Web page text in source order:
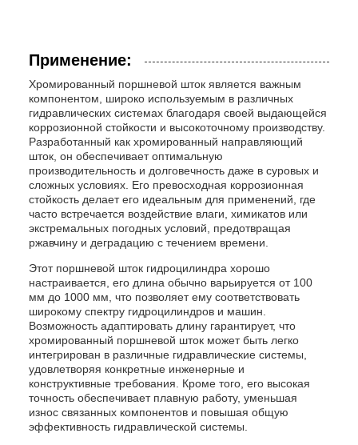
Применение:
Хромированный поршневой шток является важным
компонентом, широко используемым в различных
гидравлических системах благодаря своей выдающейся
коррозионной стойкости и высокоточному производству.
Разработанный как хромированный направляющий
шток, он обеспечивает оптимальную
производительность и долговечность даже в суровых и
сложных условиях. Его превосходная коррозионная
стойкость делает его идеальным для применений, где
часто встречается воздействие влаги, химикатов или
экстремальных погодных условий, предотвращая
ржавчину и деградацию с течением времени.
Этот поршневой шток гидроцилиндра хорошо
настраивается, его длина обычно варьируется от 100
мм до 1000 мм, что позволяет ему соответствовать
широкому спектру гидроцилиндров и машин.
Возможность адаптировать длину гарантирует, что
хромированный поршневой шток может быть легко
интегрирован в различные гидравлические системы,
удовлетворяя конкретные инженерные и
конструктивные требования. Кроме того, его высокая
точность обеспечивает плавную работу, уменьшая
износ связанных компонентов и повышая общую
эффективность гидравлической системы.